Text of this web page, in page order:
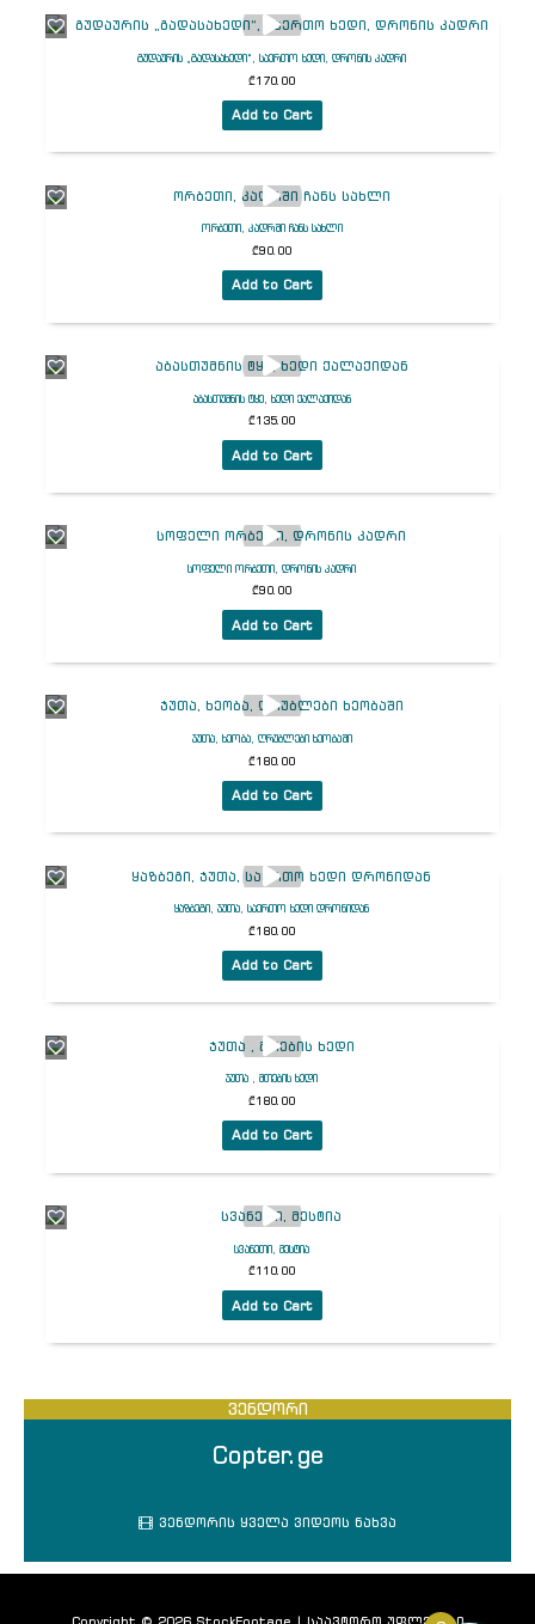
გუდაურის „გადასახედი“, საერთო ხედი, დრონის კადრი
₾170.00
Add to Cart
ორბეთი, კადრში ჩანს სახლი
₾90.00
Add to Cart
აბასთუმნის ტყე, ხედი ქალაქიდან
₾135.00
Add to Cart
სოფელი ორბეთი, დრონის კადრი
₾90.00
Add to Cart
ჯუთა, ხეობა, ღრუბლები ხეობაში
₾180.00
Add to Cart
ყაზბეგი, ჯუთა, საერთო ხედი დრონიდან
₾180.00
Add to Cart
ჯუთა , მთების ხედი
₾180.00
Add to Cart
სვანეთი, მესტია
₾110.00
Add to Cart
ვენდორი
Copter.ge
ვენდორის ყველა ვიდეოს ნახვა